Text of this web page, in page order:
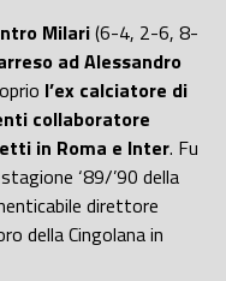
Milari(6-4, 2-6, 8-
ad Alessandro
l’ex calciatore di
collaboratore
in Roma e Inter. Fu
‘89/’90 della
direttore
della Cingolana in